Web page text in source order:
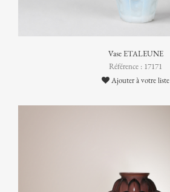
Vase ETALEUNE
Référence : 17171
Ajouter à votre liste